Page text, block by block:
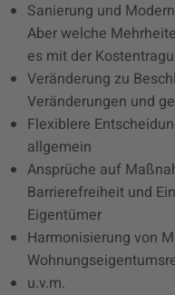
Sanierung und
Aber welche
es mit der
Veränderung zu
Veränderungen und
Flexiblere
allgemein
Ansprüche auf
Barrierefreiheit und
Eigentümer
Harmonisierung von
u.v.m.